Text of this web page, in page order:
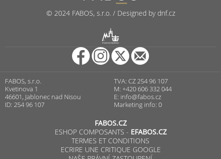
© 2024 FABOS, s.r.o. / Designed by dnf.cz
PUNCOVNÍ ÚŘAD
FABOS, s.r.o.
Kvetinova 1
46601, Jablonec nad Nisou
ID: 254 96 107
TVA: CZ 254 96 107
M: +420 606 332 044
E: info@fabos.cz
Marketing info: 0
FABOS.CZ
ESHOP COMPOSANTS - EFABOS.CZ
TERMES ET CONDITIONS
ECRIRE UNE CRITIQUE GOOGLE